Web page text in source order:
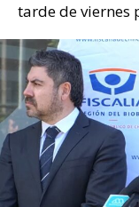
tarde de viernes